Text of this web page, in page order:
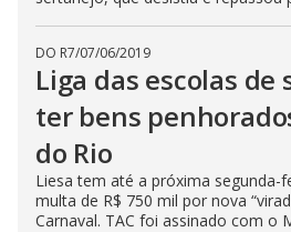
DO R7/07/06/2019
Liga das escolas de
ter bens
do Rio
Liesa tem até a próxima segunda-
multa de R$ 750 mil por nova
Carnaval. TAC foi assinado com o